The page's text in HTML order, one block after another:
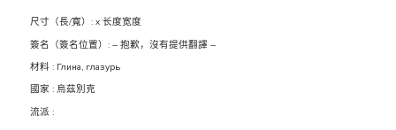
尺寸（長/寬）: x 长度宽度
簽名（簽名位置）: -- 抱歉，沒有提供翻譯 --
材料 : Глина, глазурь
國家 : 烏茲別克
流派 :